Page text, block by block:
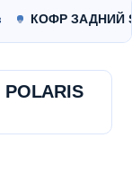
КОФР ЗАДНИЙ